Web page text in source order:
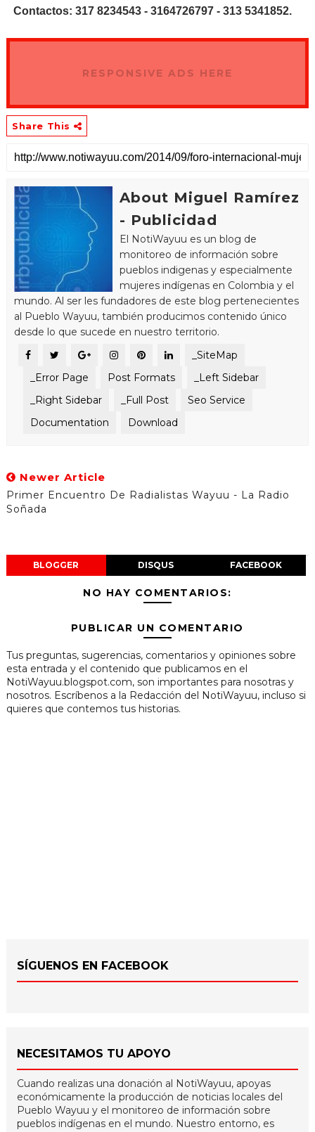
Contactos: 317 8234543 - 3164726797 - 313 5341852.
RESPONSIVE ADS HERE
Share This
About Miguel Ramírez
- Publicidad
El NotiWayuu es un blog de
monitoreo de información sobre
pueblos indigenas y especialmente
mujeres indígenas en Colombia y el
mundo. Al ser les fundadores de este blog pertenecientes
al Pueblo Wayuu, también producimos contenido único
desde lo que sucede en nuestro territorio.
_SiteMap
_Error Page
Post Formats
_Left Sidebar
_Right Sidebar
_Full Post
Seo Service
Documentation
Download
Newer Article
Primer Encuentro De Radialistas Wayuu - La Radio
Soñada
BLOGGER DISQUS FACEBOOK
NO HAY COMENTARIOS:
PUBLICAR UN COMENTARIO
Tus preguntas, sugerencias, comentarios y opiniones sobre
esta entrada y el contenido que publicamos en el
NotiWayuu.blogspot.com, son importantes para nosotras y
nosotros. Escríbenos a la Redacción del NotiWayuu, incluso si
quieres que contemos tus historias.
SÍGUENOS EN FACEBOOK
NECESITAMOS TU APOYO
Cuando realizas una donación al NotiWayuu, apoyas
económicamente la producción de noticias locales del
Pueblo Wayuu y el monitoreo de información sobre
pueblos indígenas en el mundo. Nuestro entorno, es